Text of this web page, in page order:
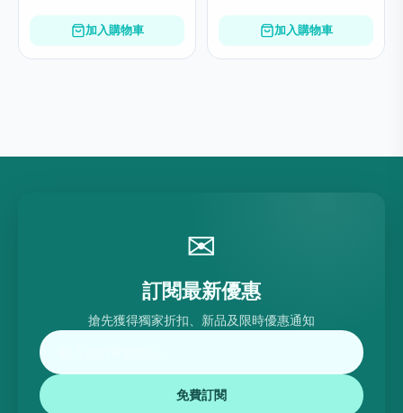
加入購物車 加入購物車
✉
訂閱最新優惠
搶先獲得獨家折扣、新品及限時優惠通知
免費訂閱